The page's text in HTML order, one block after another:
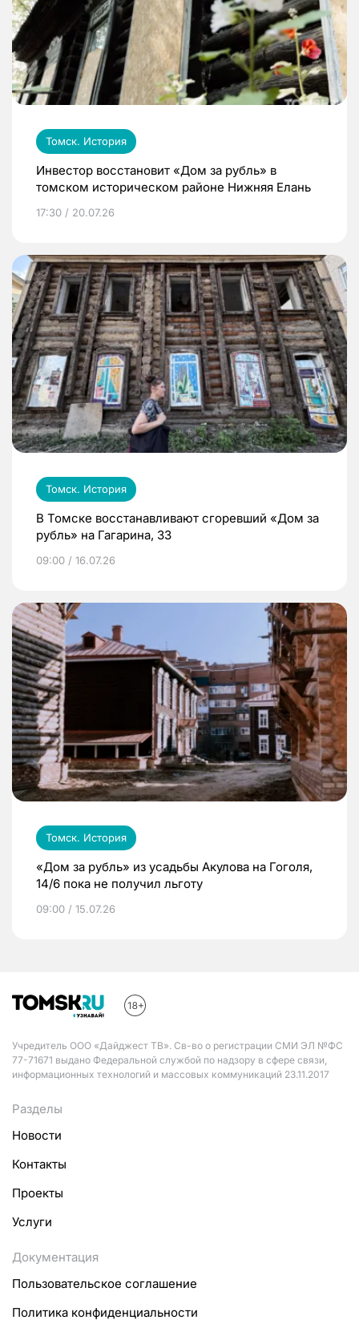
Томск. История
Инвестор восстановит «Дом за рубль» в
томском историческом районе Нижняя Елань
17:30 / 20.07.26
Томск. История
В Томске восстанавливают сгоревший «Дом за
рубль» на Гагарина, 33
09:00 / 16.07.26
Томск. История
«Дом за рубль» из усадьбы Акулова на Гоголя,
14/6 пока не получил льготу
09:00 / 15.07.26
Учредитель ООО «Дайджест ТВ». Св-во о регистрации СМИ ЭЛ №ФС
77-71671 выдано Федеральной службой по надзору в сфере связи,
информационных технологий и массовых коммуникаций 23.11.2017
Разделы
Новости
Контакты
Проекты
Услуги
Документация
Пользовательское соглашение
Политика конфиденциальности